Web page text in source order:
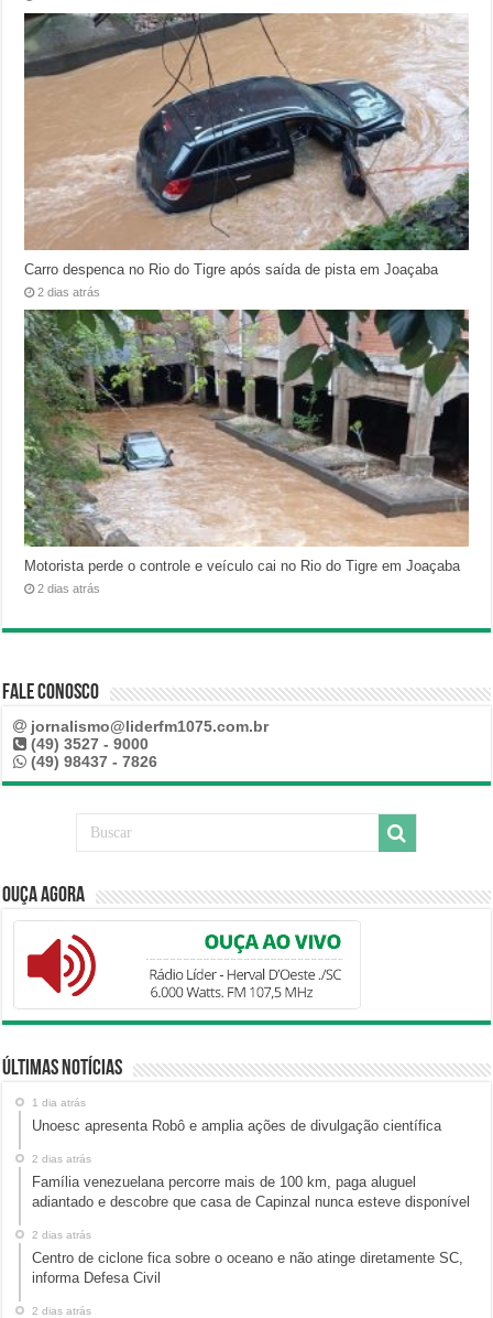
Carro despenca no Rio do Tigre após saída de pista em Joaçaba
2 dias atrás
Motorista perde o controle e veículo cai no Rio do Tigre em Joaçaba
2 dias atrás
Fale Conosco
jornalismo@liderfm1075.com.br
(49) 3527 - 9000
(49) 98437 - 7826
Ouça Agora
Últimas Notícias
1 dia atrás
Unoesc apresenta Robô e amplia ações de divulgação científica
2 dias atrás
Família venezuelana percorre mais de 100 km, paga aluguel
adiantado e descobre que casa de Capinzal nunca esteve disponível
2 dias atrás
Centro de ciclone fica sobre o oceano e não atinge diretamente SC,
informa Defesa Civil
2 dias atrás